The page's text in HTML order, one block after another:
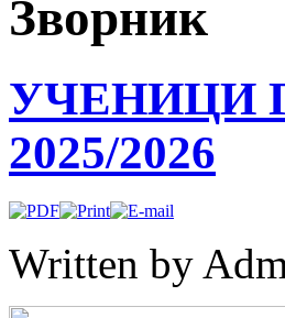
Зворник
УЧЕНИЦИ
2025/2026
Written by